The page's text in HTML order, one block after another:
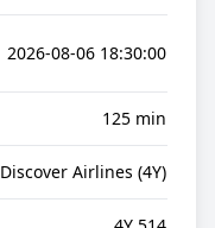
2026-08-06 18:30:00
125 min
Discover Airlines (4Y)